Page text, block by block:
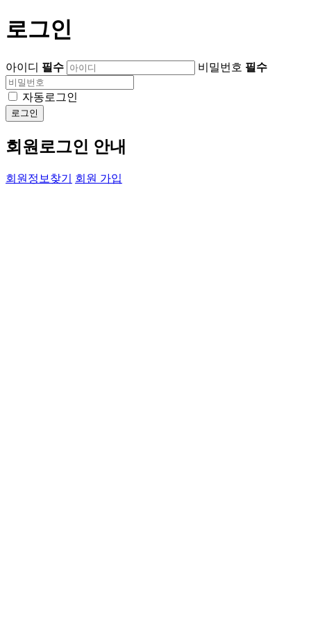
로그인
아이디 필수 비밀번호 필수
자동로그인
로그인
회원로그인 안내
회원정보찾기 회원 가입